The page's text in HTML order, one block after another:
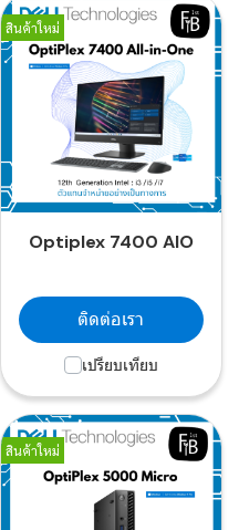
สินค้าใหม่
Optiplex 7400 AIO
ติดต่อเรา
เปรียบเทียบ
สินค้าใหม่